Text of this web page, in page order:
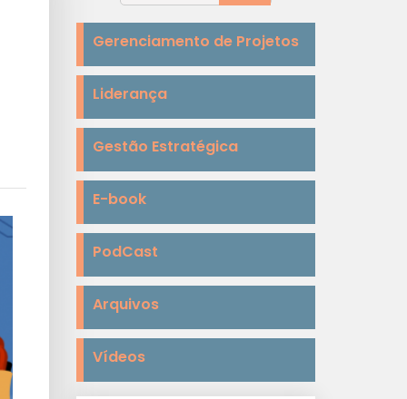
Gerenciamento de Projetos
Liderança
Gestão Estratégica
E-book
PodCast
Arquivos
Vídeos